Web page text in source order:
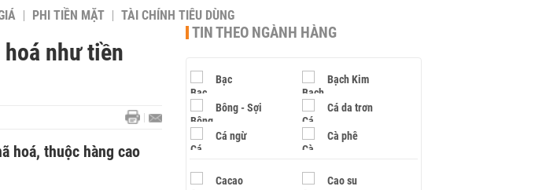
PHI TIỀN MẶT TÀI CHÍNH TIÊU DÙNG
như tiền
hoá, thuộc hàng cao
TIN THEO NGÀNH HÀNG
Bạc Bạch Kim
Bông - Sợi Cá da trơn
Cá ngừ Cà phê
Cacao Cao su